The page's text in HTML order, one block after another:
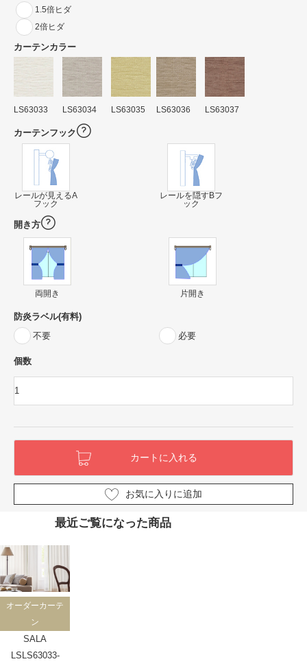
1.5倍ヒダ
2倍ヒダ
カーテンカラー
LS63033 LS63034 LS63035 LS63036 LS63037
カーテンフック
レールが見えるA
フック
レールを隠すBフ
ック
開き方
両開き 片開き
防炎ラベル(有料)
不要
必要
個数
お気に入りに追加
最近ご覧になった商品
オーダーカーテ
ン
SALA
LSLS63033-